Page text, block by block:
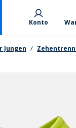
Konto
Jungen